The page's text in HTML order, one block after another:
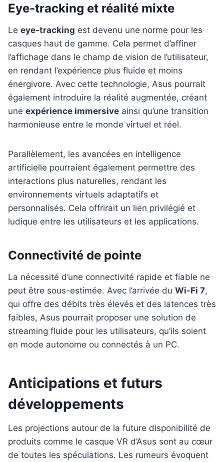
Eye-tracking et réalité mixte
Le eye-tracking est devenu une norme pour les
casques haut de gamme. Cela permet d’affiner
l’affichage dans le champ de vision de l’utilisateur,
en rendant l’expérience plus fluide et moins
énergivore. Avec cette technologie, Asus pourrait
également introduire la réalité augmentée, créant
une expérience immersive ainsi qu’une transition
harmonieuse entre le monde virtuel et réel.
Parallèlement, les avancées en intelligence
artificielle pourraient également permettre des
interactions plus naturelles, rendant les
environnements virtuels adaptatifs et
personnalisés. Cela offrirait un lien privilégié et
ludique entre les utilisateurs et les applications.
Connectivité de pointe
La nécessité d’une connectivité rapide et fiable ne
peut être sous-estimée. Avec l’arrivée du Wi-Fi 7,
qui offre des débits très élevés et des latences très
faibles, Asus pourrait proposer une solution de
streaming fluide pour les utilisateurs, qu’ils soient
en mode autonome ou connectés à un PC.
Anticipations et futurs
développements
Les projections autour de la future disponibilité de
produits comme le casque VR d’Asus sont au cœur
de toutes les spéculations. Les rumeurs évoquent